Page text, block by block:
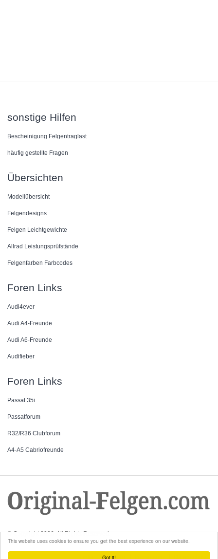
Got it!
This website uses cookies to ensure you get the best experience on our website.
sonstige Hilfen
Bescheinigung Felgentraglast
häufig gestellte Fragen
Übersichten
Modellübersicht
Felgendesigns
Felgen Leichtgewichte
Allrad Leistungsprüfstände
Felgenfarben Farbcodes
Foren Links
Audi4ever
Audi A4-Freunde
Audi A6-Freunde
Audifieber
Foren Links
Passat 35i
Passatforum
R32/R36 Clubforum
A4-A5 Cabriofreunde
© Copyright 2026. All Rights Reserved.
Sitemap